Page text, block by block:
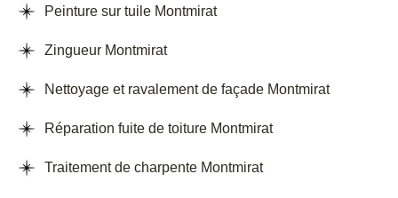
Peinture sur tuile Montmirat
Zingueur Montmirat
Nettoyage et ravalement de façade Montmirat
Réparation fuite de toiture Montmirat
Traitement de charpente Montmirat